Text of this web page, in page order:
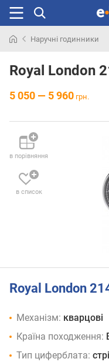
раніше
Наручні годинники
Royal London
5 050 — 5 960 грн.
в порівняння
в список
Royal London
Механізм: кварцові
Країна походження:
Тип циферблата: